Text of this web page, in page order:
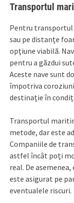
Transportul
Pentru
sau pe distanțe
opțiune viabilă.
pentru a găzdui
Aceste nave sunt
împotriva
destinație în
Transportul
metode, dar este
Companiile de
astfel încât poți
real. De
este asigurat pe
eventualele riscuri.